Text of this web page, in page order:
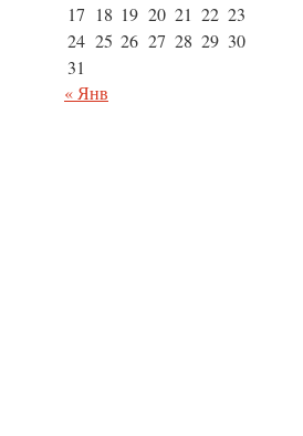
17 18 19 20 21 22 23
24 25 26 27 28 29 30
31
« Янв